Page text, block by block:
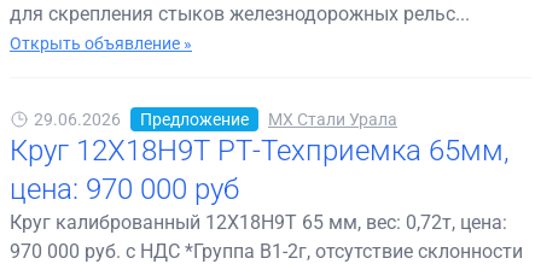
для скрепления стыков железнодорожных рельс...
Открыть объявление »
29.06.2026 Предложение МХ Стали Урала
Круг 12Х18Н9Т РТ-Техприемка 65мм,
цена: 970 000 руб
Круг калиброванный 12Х18Н9Т 65 мм, вес: 0,72т, цена:
970 000 руб. с НДС *Группа В1-2г, отсутствие склонности